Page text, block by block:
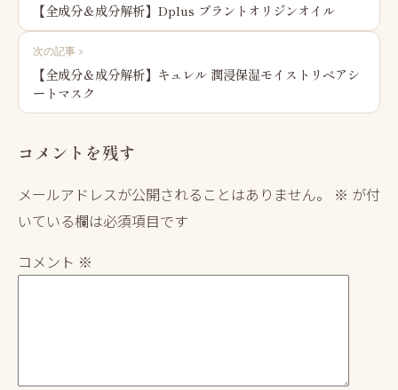
ナ
ゲ
シ
ョ
ン
【全成分＆成分解析】Dplus プラントオリジンオイル
次の記事 »
【全成分＆成分解析】キュレル 潤浸保湿モイストリペアシ
ートマスク
コメントを残す
メールアドレスが公開されることはありません。 ※ が付
いている欄は必須項目です
コメント ※